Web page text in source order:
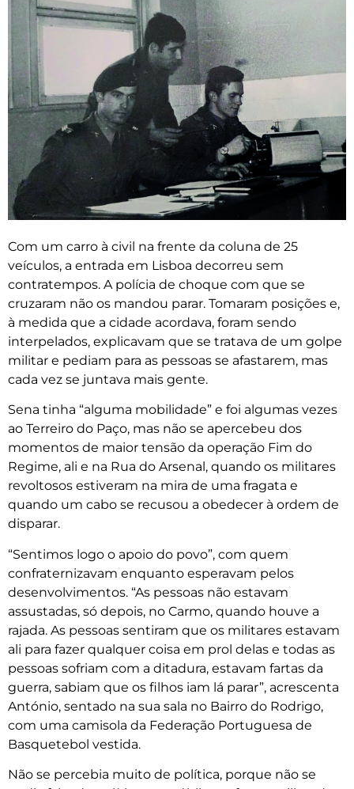
Com um carro à civil na frente da coluna de 25
veículos, a entrada em Lisboa decorreu sem
contratempos. A polícia de choque com que se
cruzaram não os mandou parar. Tomaram posições e,
à medida que a cidade acordava, foram sendo
interpelados, explicavam que se tratava de um golpe
militar e pediam para as pessoas se afastarem, mas
cada vez se juntava mais gente.
Sena tinha “alguma mobilidade” e foi algumas vezes
ao Terreiro do Paço, mas não se apercebeu dos
momentos de maior tensão da operação Fim do
Regime, ali e na Rua do Arsenal, quando os militares
revoltosos estiveram na mira de uma fragata e
quando um cabo se recusou a obedecer à ordem de
disparar.
“Sentimos logo o apoio do povo”, com quem
confraternizavam enquanto esperavam pelos
desenvolvimentos. “As pessoas não estavam
assustadas, só depois, no Carmo, quando houve a
rajada. As pessoas sentiram que os militares estavam
ali para fazer qualquer coisa em prol delas e todas as
pessoas sofriam com a ditadura, estavam fartas da
guerra, sabiam que os filhos iam lá parar”, acrescenta
António, sentado na sua sala no Bairro do Rodrigo,
com uma camisola da Federação Portuguesa de
Basquetebol vestida.
Não se percebia muito de política, porque não se